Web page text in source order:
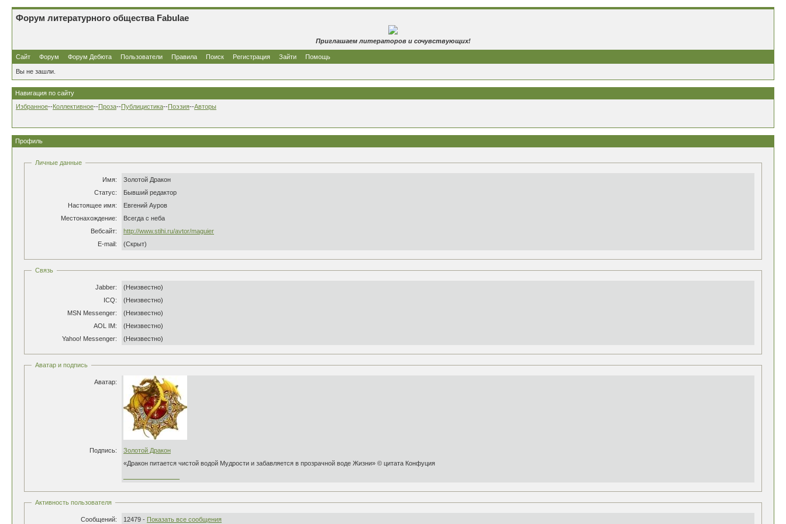
Форум литературного общества Fabulae
Приглашаем литераторов и сочувствующих!
Сайт Форум Форум Дебюта Пользователи Правила Поиск Регистрация Зайти Помощь
Вы не зашли.
Навигация по сайту
Избранное--Коллективное--Проза--Публицистика--Поэзия--Авторы
Профиль
Личные данные
Имя:
Золотой Дракон
Статус:
Бывший редактор
Настоящее имя:
Евгений Ауров
Местонахождение:
Всегда с неба
Вебсайт:
http://www.stihi.ru/avtor/maguier
E-mail:
(Скрыт)
Связь
Jabber:
(Неизвестно)
ICQ:
(Неизвестно)
MSN Messenger:
(Неизвестно)
AOL IM:
(Неизвестно)
Yahoo! Messenger:
(Неизвестно)
Аватар и подпись
Аватар:
Подпись:
Золотой Дракон
«Дракон питается чистой водой Мудрости и забавляется в прозрачной воде Жизни» © цитата Конфуция
Активность пользователя
Сообщений: 12479 - Показать все сообщения